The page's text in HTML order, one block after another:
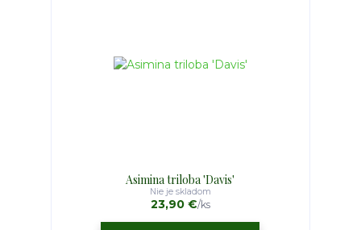
Asimina triloba 'Davis'
23,90 €/ks
Nie je skladom